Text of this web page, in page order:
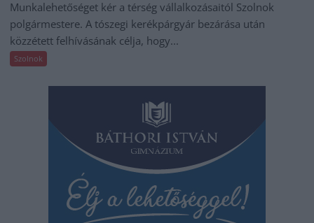
Munkalehetőséget kér a térség vállalkozásaitól Szolnok
polgármestere. A tószegi kerékpárgyár bezárása után
közzétett felhívásának célja, hogy...
Szolnok